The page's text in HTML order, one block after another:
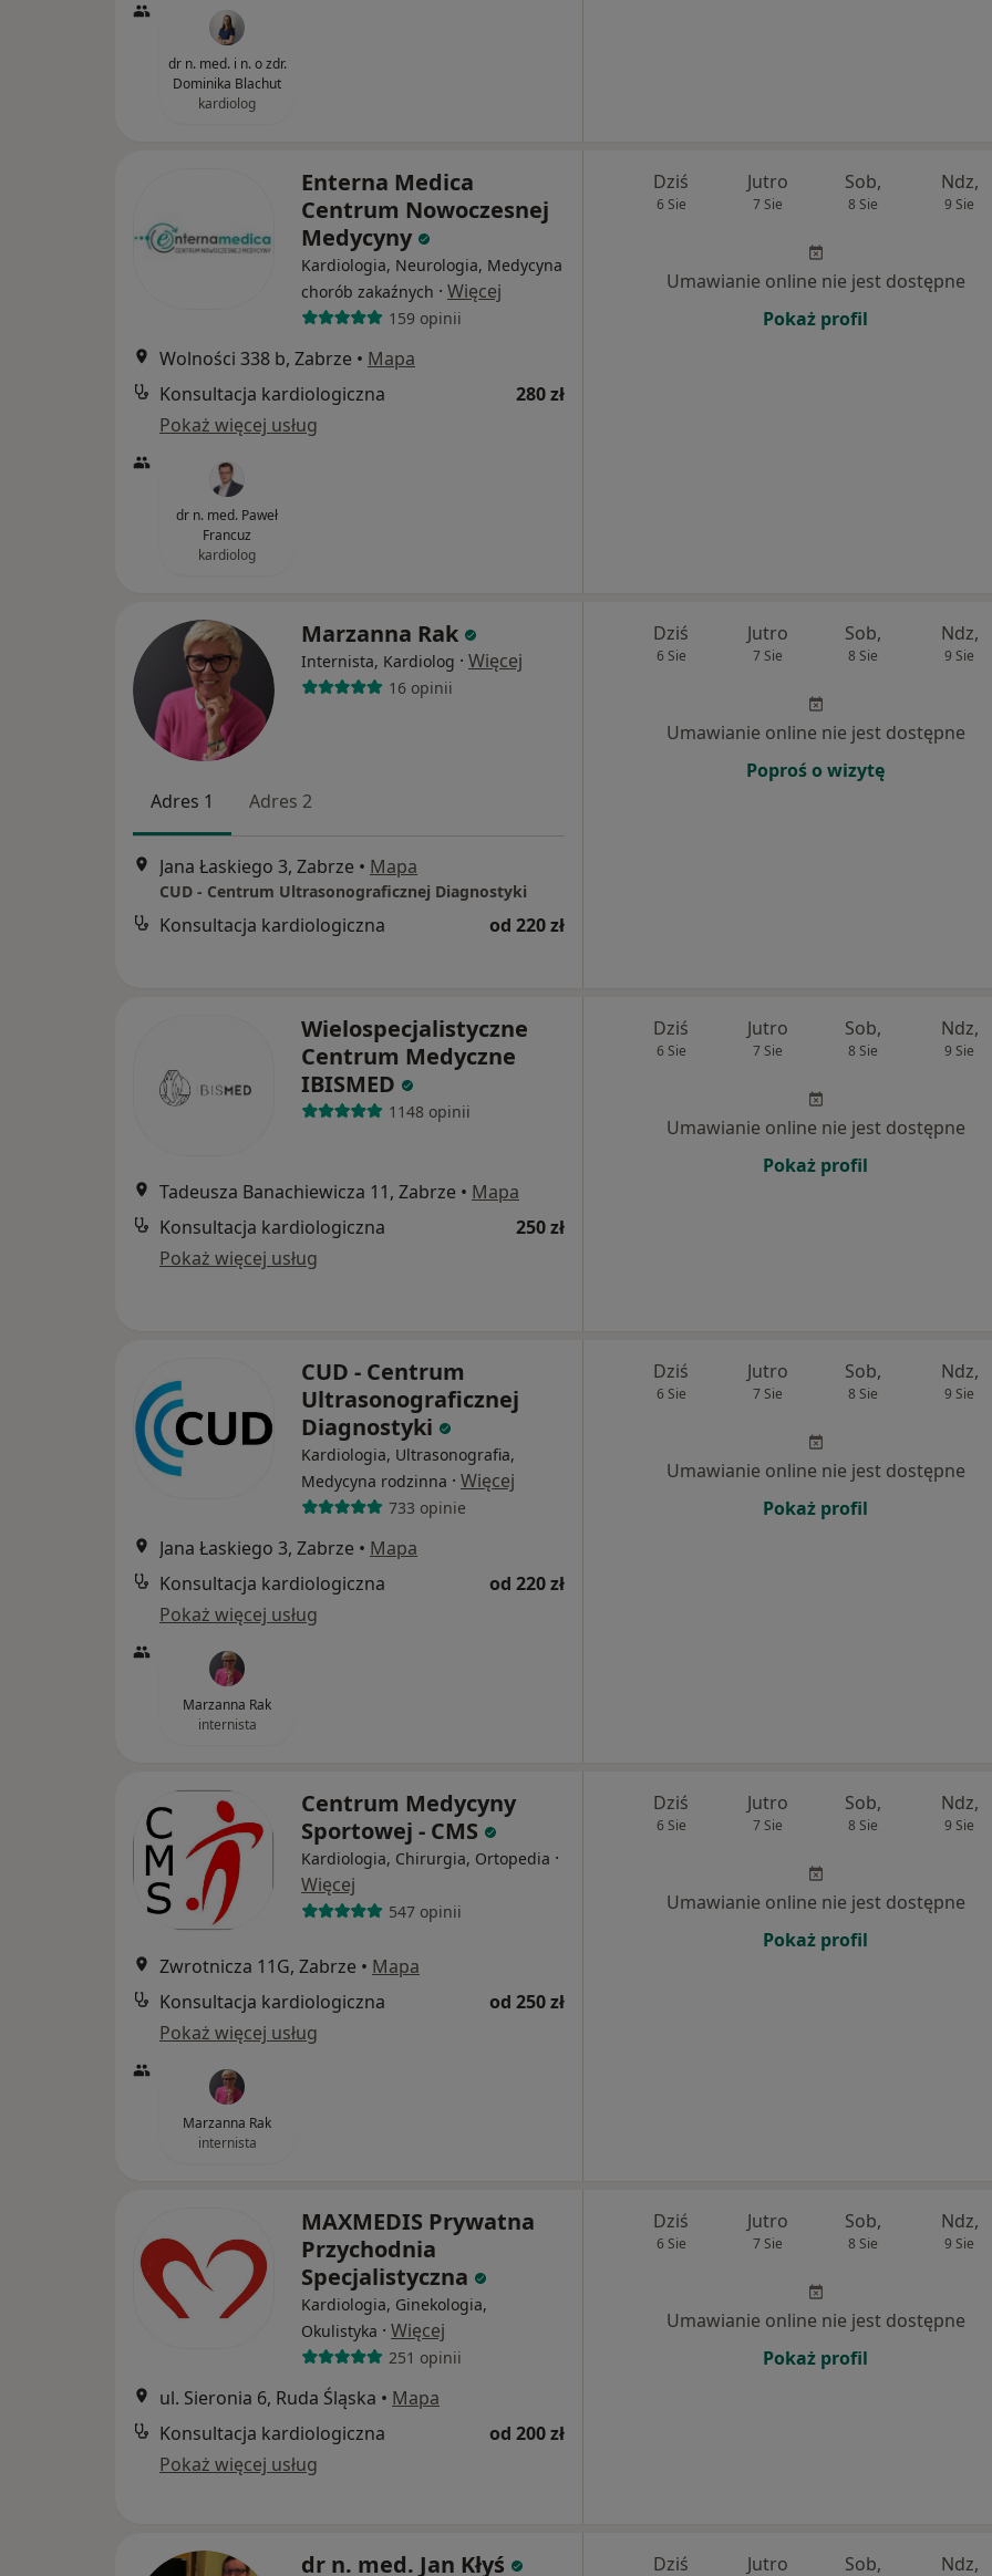
dr n. med. i n. o zdr.
Dominika Blachut
kardiolog
Enterna Medica
Centrum Nowoczesnej
Medycyny
Kardiologia, Neurologia, Medycyna
chorób zakaźnych · Więcej
159 opinii
Wolności 338 b, Zabrze • Mapa
Konsultacja kardiologiczna
280 zł
Pokaż więcej usług
dr n. med. Paweł
Francuz
kardiolog
Dziś
6 Sie
Jutro
7 Sie
Sob,
8 Sie
Ndz,
9 Sie
Umawianie online nie jest dostępne
Pokaż profil
Marzanna Rak
Internista, Kardiolog · Więcej
16 opinii
Adres 1 Adres 2
Jana Łaskiego 3, Zabrze • Mapa
CUD - Centrum Ultrasonograficznej Diagnostyki
Konsultacja kardiologiczna od 220 zł
Dziś
6 Sie
Jutro
7 Sie
Sob,
8 Sie
Ndz,
9 Sie
Umawianie online nie jest dostępne
Poproś o wizytę
Wielospecjalistyczne
Centrum Medyczne
IBISMED
1148 opinii
Tadeusza Banachiewicza 11, Zabrze • Mapa
Konsultacja kardiologiczna
250 zł
Pokaż więcej usług
Dziś
6 Sie
Jutro
7 Sie
Sob,
8 Sie
Ndz,
9 Sie
Umawianie online nie jest dostępne
Pokaż profil
CUD - Centrum
Ultrasonograficznej
Diagnostyki
Kardiologia, Ultrasonografia,
Medycyna rodzinna · Więcej
733 opinie
Jana Łaskiego 3, Zabrze • Mapa
Konsultacja kardiologiczna
od 220 zł
Pokaż więcej usług
Marzanna Rak
internista
Dziś
6 Sie
Jutro
7 Sie
Sob,
8 Sie
Ndz,
9 Sie
Umawianie online nie jest dostępne
Pokaż profil
Centrum Medycyny
Sportowej - CMS
Kardiologia, Chirurgia, Ortopedia ·
Więcej
547 opinii
Zwrotnicza 11G, Zabrze • Mapa
Konsultacja kardiologiczna
od 250 zł
Pokaż więcej usług
Marzanna Rak
internista
Dziś
6 Sie
Jutro
7 Sie
Sob,
8 Sie
Ndz,
9 Sie
Umawianie online nie jest dostępne
Pokaż profil
MAXMEDIS Prywatna
Przychodnia
Specjalistyczna
Kardiologia, Ginekologia,
Okulistyka · Więcej
251 opinii
ul. Sieronia 6, Ruda Śląska • Mapa
Konsultacja kardiologiczna
od 200 zł
Pokaż więcej usług
Dziś
6 Sie
Jutro
7 Sie
Sob,
8 Sie
Ndz,
9 Sie
Umawianie online nie jest dostępne
Pokaż profil
dr n. med. Jan Kłyś Dziś Jutro Sob, Ndz,